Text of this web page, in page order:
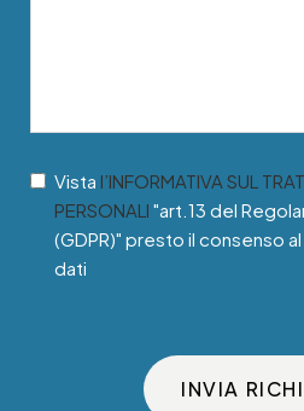
Vista l’INFORMATIVA SUL
PERSONALI "art.13 del
(GDPR)" presto il consenso
dati
INVIA